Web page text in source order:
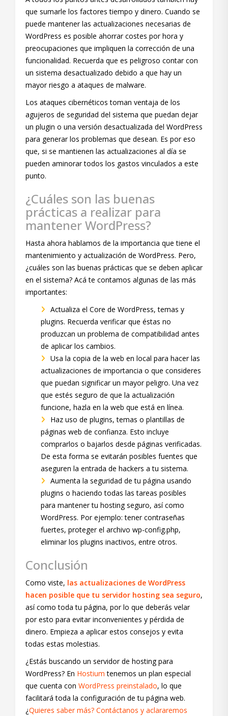
que sumarle los factores tiempo y dinero. Cuando se
puede mantener las actualizaciones necesarias de
WordPress es posible ahorrar costes por hora y
preocupaciones que impliquen la corrección de una
funcionalidad. Recuerda que es peligroso contar con
un sistema desactualizado debido a que hay un
mayor riesgo a ataques de malware.
Los ataques cibernéticos toman ventaja de los
agujeros de seguridad del sistema que puedan dejar
un plugin o una versión desactualizada del WordPress
para generar los problemas que desean. Es por eso
que, si se mantienen las actualizaciones al día se
pueden aminorar todos los gastos vinculados a este
punto.
¿Cuáles son las buenas
prácticas a realizar para
mantener WordPress?
Hasta ahora hablamos de la importancia que tiene el
mantenimiento y actualización de WordPress. Pero,
¿cuáles son las buenas prácticas que se deben aplicar
en el sistema? Acá te contamos algunas de las más
importantes:
Actualiza el Core de WordPress, temas y
plugins. Recuerda verificar que éstas no
produzcan un problema de compatibilidad antes
de aplicar los cambios.
Usa la copia de la web en local para hacer las
actualizaciones de importancia o que consideres
que puedan significar un mayor peligro. Una vez
que estés seguro de que la actualización
funcione, hazla en la web que está en línea.
Haz uso de plugins, temas o plantillas de
páginas web de confianza. Esto incluye
comprarlos o bajarlos desde páginas verificadas.
De esta forma se evitarán posibles fuentes que
aseguren la entrada de hackers a tu sistema.
Aumenta la seguridad de tu página usando
plugins o haciendo todas las tareas posibles
para mantener tu hosting seguro, así como
WordPress. Por ejemplo: tener contraseñas
fuertes, proteger el archivo wp-config.php,
eliminar los plugins inactivos, entre otros.
Conclusión
Como viste, las actualizaciones de WordPress
hacen posible que tu servidor hosting sea seguro,
así como toda tu página, por lo que deberás velar
por esto para evitar inconvenientes y pérdida de
dinero. Empieza a aplicar estos consejos y evita
todas estas molestias.
¿Estás buscando un servidor de hosting para
WordPress? En Hostiumtenemos un plan especial
que cuenta con WordPress preinstalado, lo que
facilitará toda la configuración de tu página web.
¿Quieres saber más? Contáctanos y aclararemos